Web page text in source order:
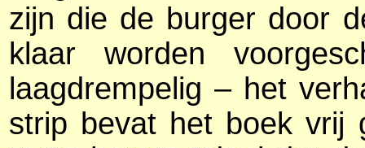
zijn die de burger door
klaar worden
laagdrempelig – het
strip bevat het boek vrij